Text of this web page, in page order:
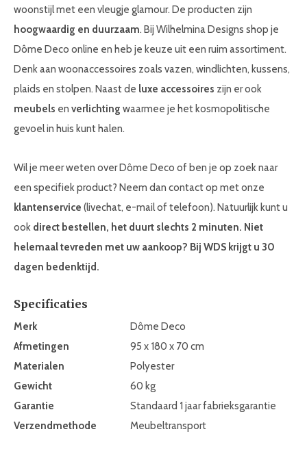
woonstijl met een vleugje glamour. De producten zijn
hoogwaardig en duurzaam. Bij Wilhelmina Designs shop je
Dôme Deco online en heb je keuze uit een ruim assortiment.
Denk aan woonaccessoires zoals vazen, windlichten, kussens,
plaids en stolpen. Naast de luxe accessoires zijn er ook
meubels en verlichting waarmee je het kosmopolitische
gevoel in huis kunt halen.
Wil je meer weten over Dôme Deco of ben je op zoek naar
een specifiek product? Neem dan contact op met onze
klantenservice (livechat, e-mail of telefoon). Natuurlijk kunt u
ook direct bestellen, het duurt slechts 2 minuten. Niet
helemaal tevreden met uw aankoop? Bij WDS krijgt u 30
dagen bedenktijd.
Specificaties
Merk
Dôme Deco
Afmetingen
95 x 180 x 70 cm
Materialen
Polyester
Gewicht
60 kg
Garantie
Standaard 1 jaar fabrieksgarantie
Verzendmethode
Meubeltransport